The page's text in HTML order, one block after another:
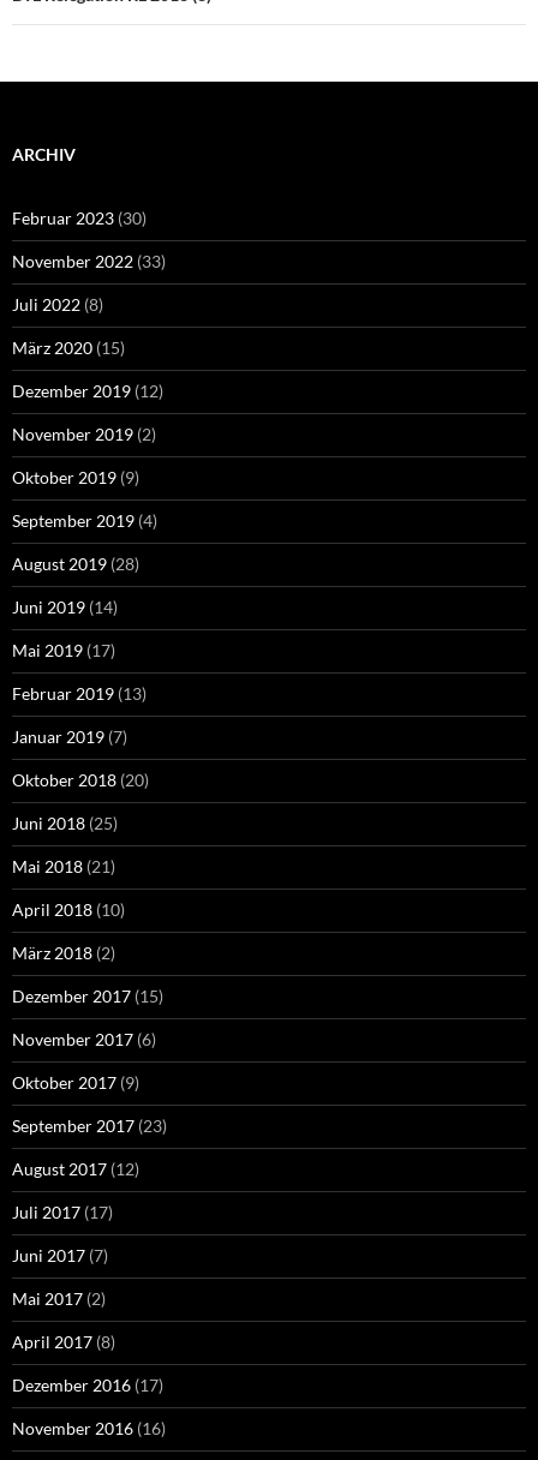
ARCHIV
Februar 2023 (30)
November 2022 (33)
Juli 2022 (8)
März 2020 (15)
Dezember 2019 (12)
November 2019 (2)
Oktober 2019 (9)
September 2019 (4)
August 2019 (28)
Juni 2019 (14)
Mai 2019 (17)
Februar 2019 (13)
Januar 2019 (7)
Oktober 2018 (20)
Juni 2018 (25)
Mai 2018 (21)
April 2018 (10)
März 2018 (2)
Dezember 2017 (15)
November 2017 (6)
Oktober 2017 (9)
September 2017 (23)
August 2017 (12)
Juli 2017 (17)
Juni 2017 (7)
Mai 2017 (2)
April 2017 (8)
Dezember 2016 (17)
November 2016 (16)